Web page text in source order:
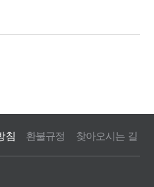
침 환불규정 찾아오시는 길